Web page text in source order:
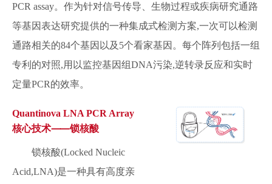
PCR assay。作为针对信号传导、生物过程或疾病研究通路
等基因表达研究提供的一种集成式检测方案,一次可以检测
通路相关的84个基因以及5个看家基因。每个阵列包括一组
专利的对照,用以监控基因组DNA污染,逆转录反应和实时
定量PCR的效率。
Quantinova LNA PCR Array
核心技术⸺锁核酸
锁核酸(Locked Nucleic
Acid,LNA)是一种具有高度亲